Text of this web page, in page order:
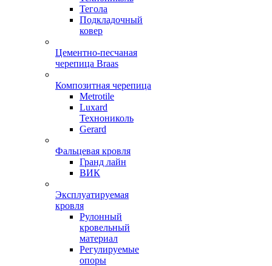
Тегола
Подкладочный
ковер
Цементно-песчаная
черепица Braas
Композитная черепица
Metrotile
Luxard
Технониколь
Gerard
Фальцевая кровля
Гранд лайн
ВИК
Эксплуатируемая
кровля
Рулонный
кровельный
материал
Регулируемые
опоры